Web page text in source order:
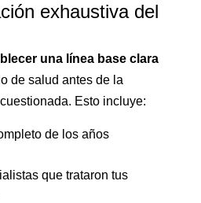
exhaustiva del
una línea base clara
de salud antes de la
Esto incluye:
de los años
que trataron tus